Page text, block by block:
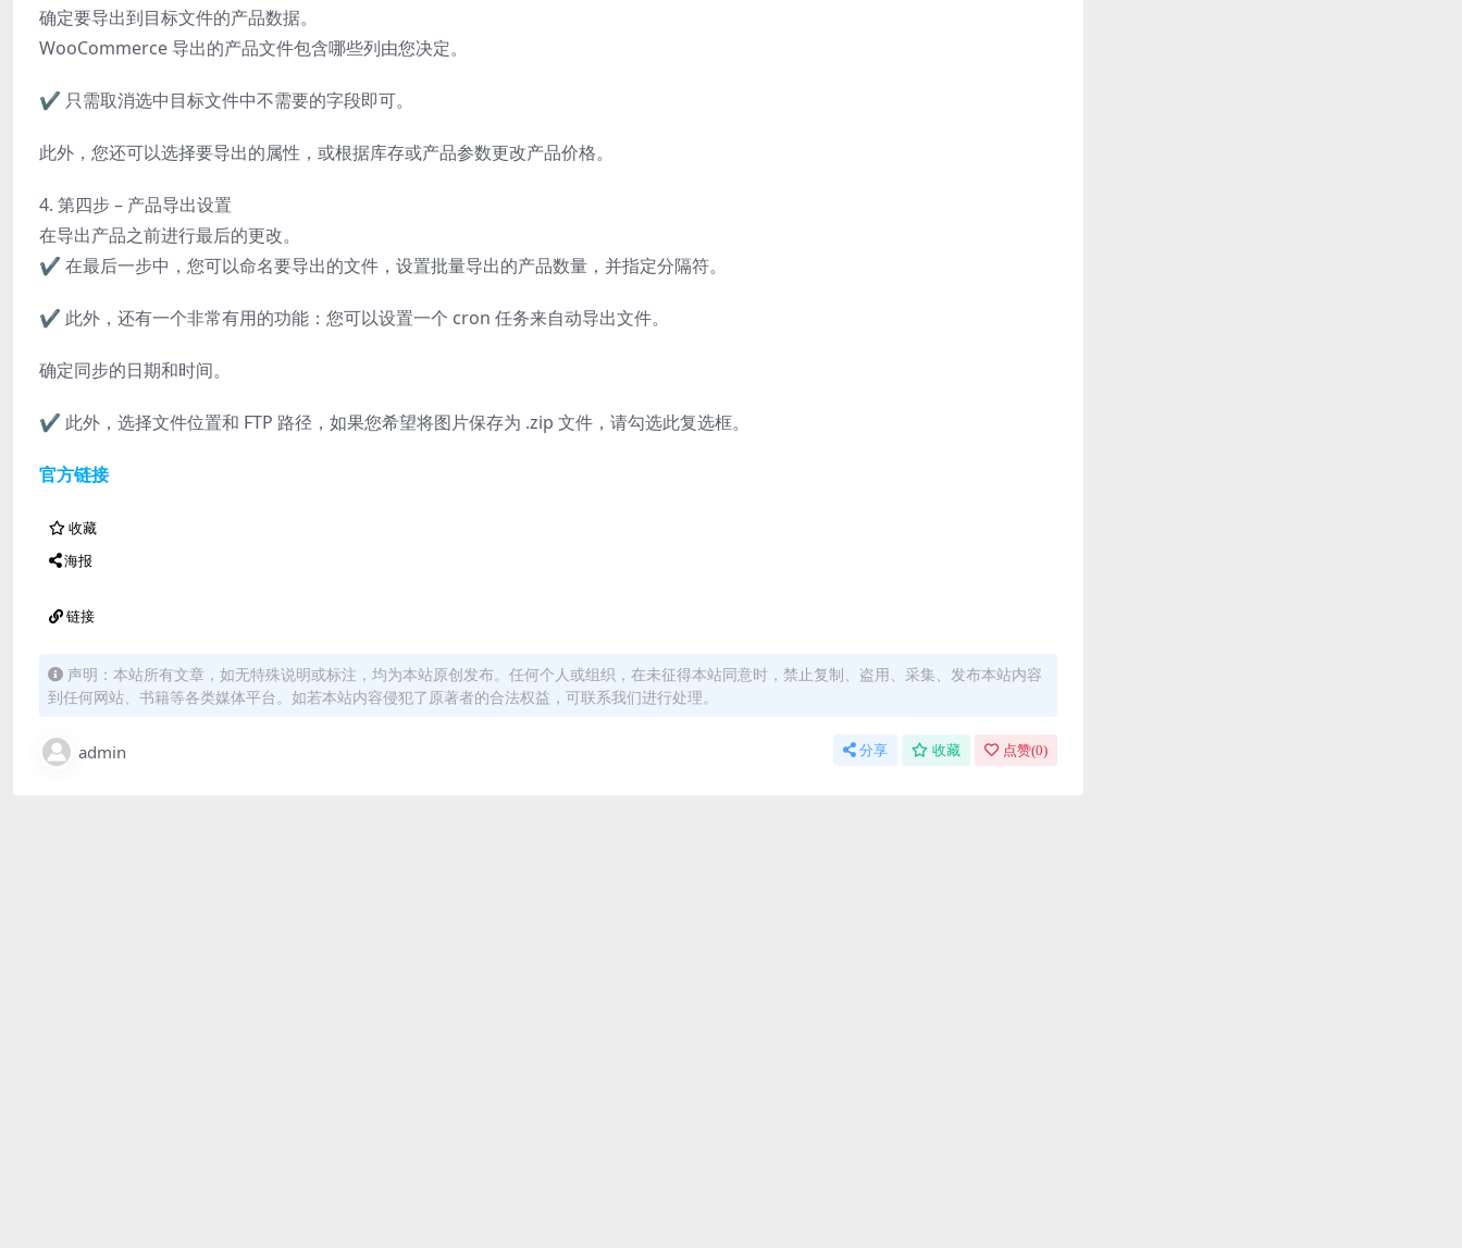
确定要导出到目标文件的产品数据。
WooCommerce 导出的产品文件包含哪些列由您决定。
✔️ 只需取消选中目标文件中不需要的字段即可。
此外，您还可以选择要导出的属性，或根据库存或产品参数更改产品价格。
4. 第四步 – 产品导出设置
在导出产品之前进行最后的更改。
✔️ 在最后一步中，您可以命名要导出的文件，设置批量导出的产品数量，并指定分隔符。
✔️ 此外，还有一个非常有用的功能：您可以设置一个 cron 任务来自动导出文件。
确定同步的日期和时间。
✔️ 此外，选择文件位置和 FTP 路径，如果您希望将图片保存为 .zip 文件，请勾选此复选框。
官方链接
收藏
海报
链接
声明：本站所有文章，如无特殊说明或标注，均为本站原创发布。任何个人或组织，在未征得本站同意时，禁止复制、盗用、采集、发布本站内容
到任何网站、书籍等各类媒体平台。如若本站内容侵犯了原著者的合法权益，可联系我们进行处理。
admin 分享 收藏 点赞(0)